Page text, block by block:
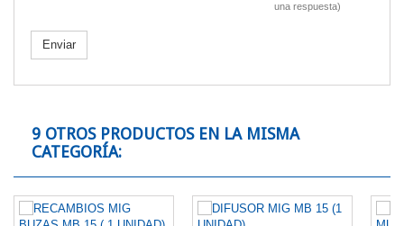
una respuesta)
Enviar
9 OTROS PRODUCTOS EN LA MISMA
CATEGORÍA: